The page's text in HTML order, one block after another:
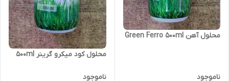
محلول آهن Green Ferro 500ml
ناموجود
محلول کود میکرو گرینر 500ml
ناموجود